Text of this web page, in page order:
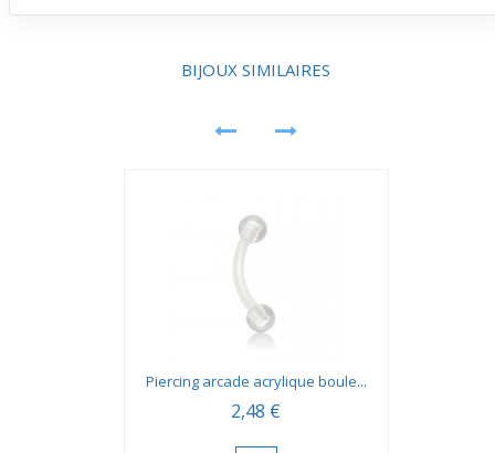
résistant à la corrosion. Cela permet au bijou de
BIJOUX SIMILAIRES
Piercing arcade acrylique boule...
2,48 €